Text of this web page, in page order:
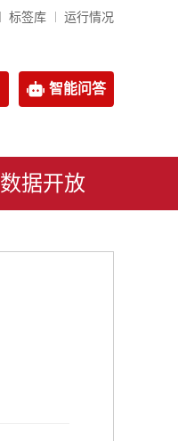
标签库 运行情况
智能问答
数据开放